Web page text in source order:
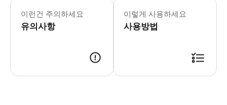
이런건 주의하세요
유의사항
이렇게 사용하세요
사용방법